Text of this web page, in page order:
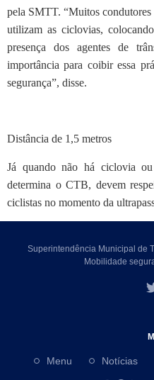
pela SMTT. “Muitos condutores
utilizam as ciclovias,
presença dos agentes de
importância para coibir essa
segurança”, disse.
Distância de 1,5 metros
Já quando não há ciclovia
determina o CTB, devem
ciclistas no momento da
Superintendência Municipal de
Mobilidade
Menu Notícias